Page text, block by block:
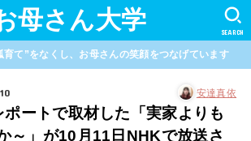
母さん大学 SEARCH
育て”をなくし、お母さんの笑顔をつなげています
安達真依
ートで取材した「実家よりも
～」が10月11日NHKで放送さ